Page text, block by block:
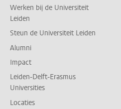
Werken bij de Universiteit
Leiden
Steun de Universiteit Leiden
Alumni
Impact
Leiden-Delft-Erasmus
Universities
Locaties